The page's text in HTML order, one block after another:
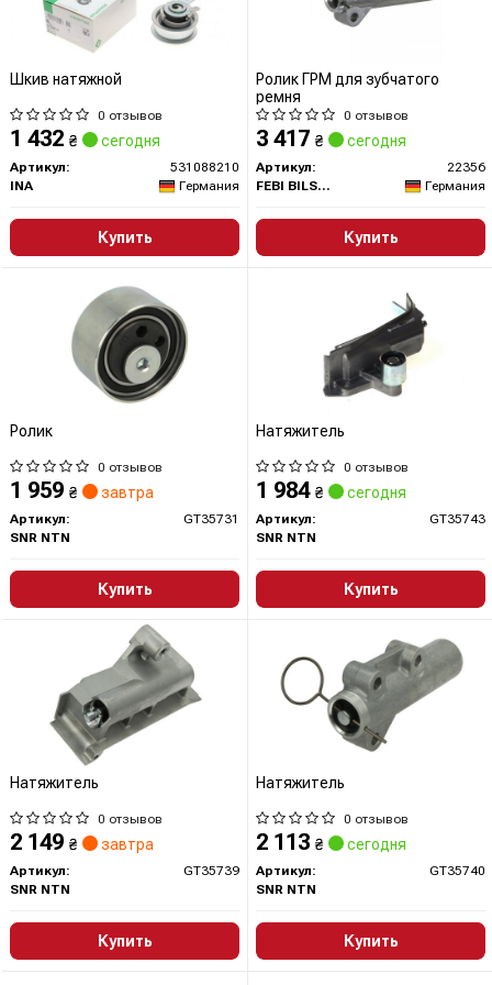
Шкив натяжной
0 отзывов
1 432 ₴ сегодня
Артикул:
531088210
INA
Германия
Купить
Ролик ГРМ для зубчатого
ремня
0 отзывов
3 417 ₴ сегодня
Артикул:
22356
FEBI BILSTEIN
Германия
Купить
Ролик
0 отзывов
1 959 ₴ завтра
Артикул:
GT35731
SNR NTN
Купить
Натяжитель
0 отзывов
1 984 ₴ сегодня
Артикул:
GT35743
SNR NTN
Купить
Натяжитель
0 отзывов
2 149 ₴ завтра
Артикул:
GT35739
SNR NTN
Купить
Натяжитель
0 отзывов
2 113 ₴ сегодня
Артикул:
GT35740
SNR NTN
Купить